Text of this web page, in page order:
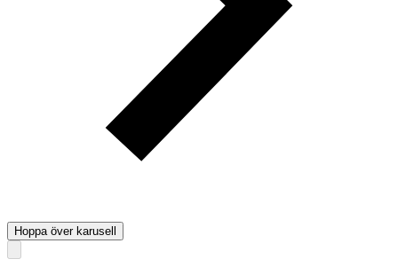
Hoppa över karusell